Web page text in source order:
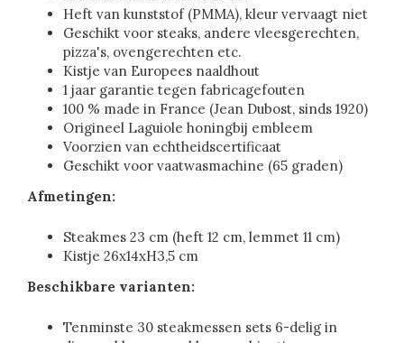
Heft van kunststof (PMMA), kleur vervaagt niet
Geschikt voor steaks, andere vleesgerechten,
pizza's, ovengerechten etc.
Kistje van Europees naaldhout
1 jaar garantie tegen fabricagefouten
100 % made in France (Jean Dubost, sinds 1920)
Origineel Laguiole honingbij embleem
Voorzien van echtheidscertificaat
Geschikt voor vaatwasmachine (65 graden)
Afmetingen:
Steakmes 23 cm (heft 12 cm, lemmet 11 cm)
Kistje 26x14xH3,5 cm
Beschikbare varianten:
Tenminste 30 steakmessen sets 6-delig in